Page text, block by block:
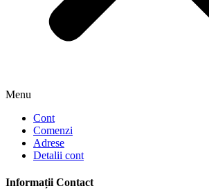
Menu
Cont
Comenzi
Adrese
Detalii cont
Informații Contact